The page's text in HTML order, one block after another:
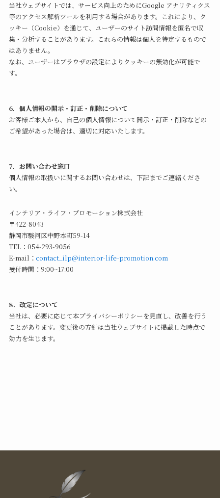
当社ウェブサイトでは、サービス向上のためにGoogle アナリティクス
等のアクセス解析ツールを利用する場合があります。これにより、ク
ッキー（Cookie）を通じて、ユーザーのサイト訪問情報を匿名で収
集・分析することがあります。これらの情報は個人を特定するもので
はありません。
なお、ユーザーはブラウザの設定によりクッキーの無効化が可能で
す。
6．個人情報の開示・訂正・削除について
お客様ご本人から、自己の個人情報について開示・訂正・削除などの
ご希望があった場合は、適切に対応いたします。
7．お問い合わせ窓口
個人情報の取扱いに関するお問い合わせは、下記までご連絡くださ
い。
インテリア・ライフ・プロモーション株式会社
〒422-8043
静岡市駿河区中野本町59-14
TEL：054-293-9056
E-mail： contact_ilp@interior-life-promotion.com
受付時間：9:00~17:00
8．改定について
当社は、必要に応じて本プライバシーポリシーを見直し、改善を行う
ことがあります。変更後の方針は当社ウェブサイトに掲載した時点で
効力を生じます。